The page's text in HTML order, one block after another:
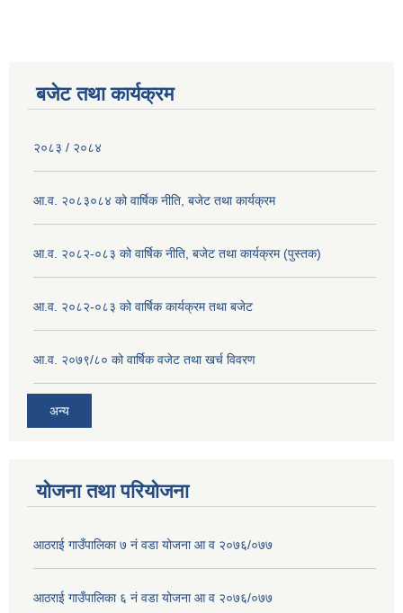
बजेट तथा कार्यक्रम
२०८३ / २०८४
आ.व. २०८३०८४ को वार्षिक नीति, बजेट तथा कार्यक्रम
आ.व. २०८२-०८३ को वार्षिक नीति, बजेट तथा कार्यक्रम (पुस्तक)
आ.व. २०८२-०८३ को वार्षिक कार्यक्रम तथा बजेट
आ.व. २०७९/८० को वार्षिक वजेट तथा खर्च विवरण
अन्य
योजना तथा परियोजना
आठराई गाउँपालिका ७ नं वडा योजना आ व २०७६/०७७
आठराई गाउँपालिका ६ नं वडा योजना आ व २०७६/०७७